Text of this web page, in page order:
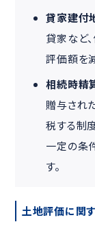
貸家建付
貸家など
評価額を
相続時精
贈与され
税する制
一定の条
す。
土地評価に関